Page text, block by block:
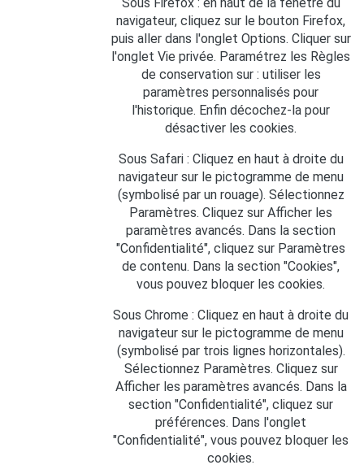
navigateur, cliquez sur le bouton Firefox,
puis aller dans l'onglet Options. Cliquer sur
l'onglet Vie privée. Paramétrez les Règles
de conservation sur : utiliser les
paramètres personnalisés pour
l'historique. Enfin décochez-la pour
désactiver les cookies.
Sous Safari : Cliquez en haut à droite du
navigateur sur le pictogramme de menu
(symbolisé par un rouage). Sélectionnez
Paramètres. Cliquez sur Afficher les
paramètres avancés. Dans la section
"Confidentialité", cliquez sur Paramètres
de contenu. Dans la section "Cookies",
vous pouvez bloquer les cookies.
Sous Chrome : Cliquez en haut à droite du
navigateur sur le pictogramme de menu
(symbolisé par trois lignes horizontales).
Sélectionnez Paramètres. Cliquez sur
Afficher les paramètres avancés. Dans la
section "Confidentialité", cliquez sur
préférences. Dans l'onglet
"Confidentialité", vous pouvez bloquer les
cookies.